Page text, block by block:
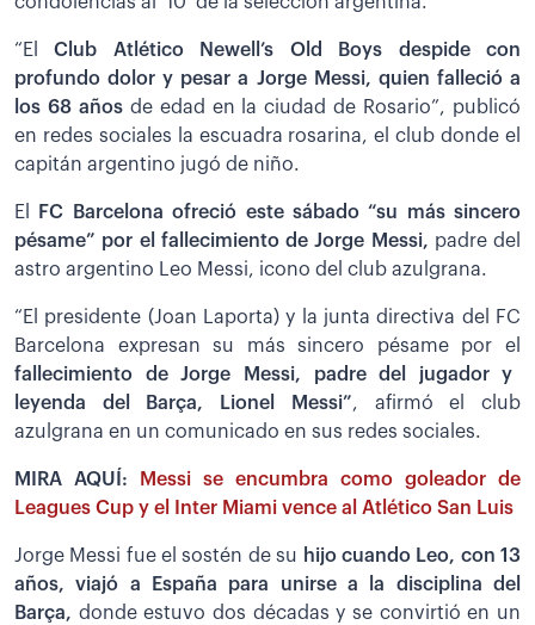
“El
Club Atlético Newell’s Old Boys despide con
profundo dolor y pesar a Jorge Messi, quien falleció a
los 68 añosde edad en la ciudad de Rosario”, publicó
en redes sociales la escuadra rosarina, el club donde el
capitán argentino jugó de niño.
El
FC Barcelona ofreció este sábado “su más sincero
pésame” por el fallecimiento de Jorge Messi, padre del
astro argentino Leo Messi, icono del club azulgrana.
“El presidente (Joan Laporta) y la junta directiva del FC
Barcelona expresan su más sincero pésame por el
fallecimiento de Jorge Messi, padre del jugador y
leyenda del Barça, Lionel Messi”, afirmó el club
azulgrana en un comunicado en sus redes sociales.
MIRA AQUÍ:
Messi se encumbra como goleador de
Leagues Cup y el Inter Miami vence al Atlético San Luis
Jorge Messi fue el sostén de su hijo cuando Leo, con 13
años, viajó a España para unirse a la disciplina del
Barça, donde estuvo dos décadas y se convirtió en un